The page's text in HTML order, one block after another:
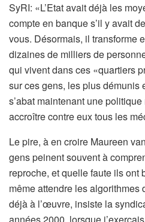
SyRI: «L’Etat avait déjà les
compte en banque s’il y avait
vous. Désormais, il transforme
dizaines de milliers de
qui vivent dans ces «quartiers
sur ces gens, les plus démunis
s’abat maintenant une
accroître contre eux tous les
Le pire, à en croire Maureen
gens peinent souvent à
reproche, et quelle faute ils ont
même attendre les algorithmes
déjà à l’œuvre, insiste la